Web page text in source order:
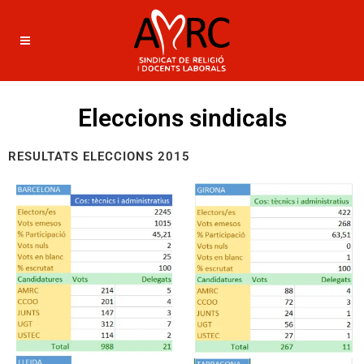
Eleccions sindicals
RESULTATS ELECCIONS 2015